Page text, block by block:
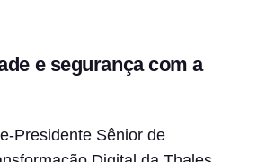
e segurança com a
Presidente Sênior de